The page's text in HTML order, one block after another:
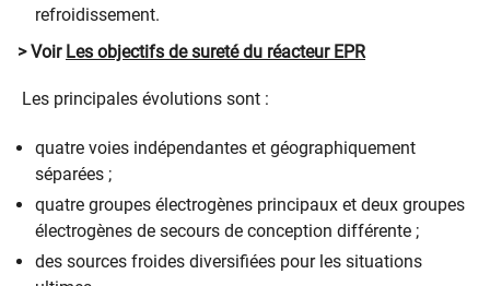
refroidissement.
> Voir Les objectifs de sureté du réacteur EPR
Les principales évolutions sont :
quatre voies indépendantes et géographiquement
séparées ;
quatre groupes électrogènes principaux et deux groupes
électrogènes de secours de conception différente ;
des sources froides diversifiées pour les situations